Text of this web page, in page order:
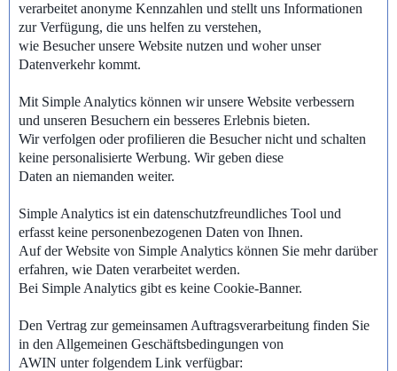
verarbeitet anonyme Kennzahlen und stellt uns Informationen
zur Verfügung, die uns helfen zu verstehen,
wie Besucher unsere Website nutzen und woher unser
Datenverkehr kommt.
Mit Simple Analytics können wir unsere Website verbessern
und unseren Besuchern ein besseres Erlebnis bieten.
Wir verfolgen oder profilieren die Besucher nicht und schalten
keine personalisierte Werbung. Wir geben diese
Daten an niemanden weiter.
Simple Analytics ist ein datenschutzfreundliches Tool und
erfasst keine personenbezogenen Daten von Ihnen.
Auf der Website von Simple Analytics können Sie mehr darüber
erfahren, wie Daten verarbeitet werden.
Bei Simple Analytics gibt es keine Cookie-Banner.
Den Vertrag zur gemeinsamen Auftragsverarbeitung finden Sie
in den Allgemeinen Geschäftsbedingungen von
AWIN unter folgendem Link verfügbar: